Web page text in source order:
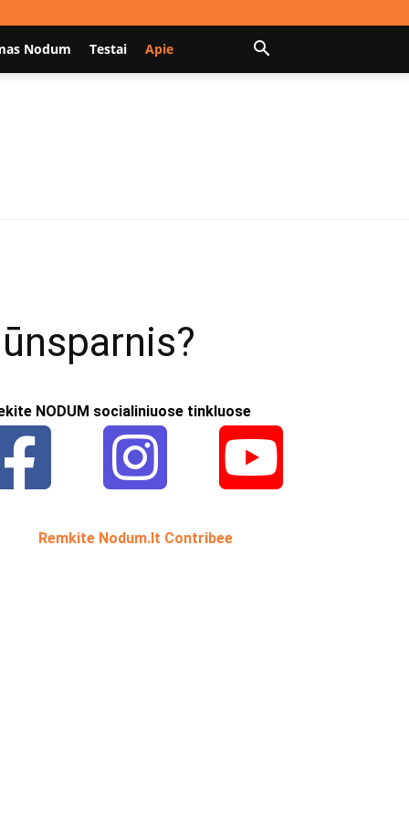
Nodum Testai Apie
NODUM socialiniuose tinkluose
Remkite Nodum.lt Contribee